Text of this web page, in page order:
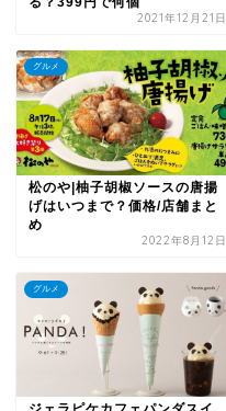
2021年12月21日
グルメ
松のや|柚子胡椒ソースの唐揚
げはいつまで？価格/店舗まと
め
2022年8月12日
グルメ